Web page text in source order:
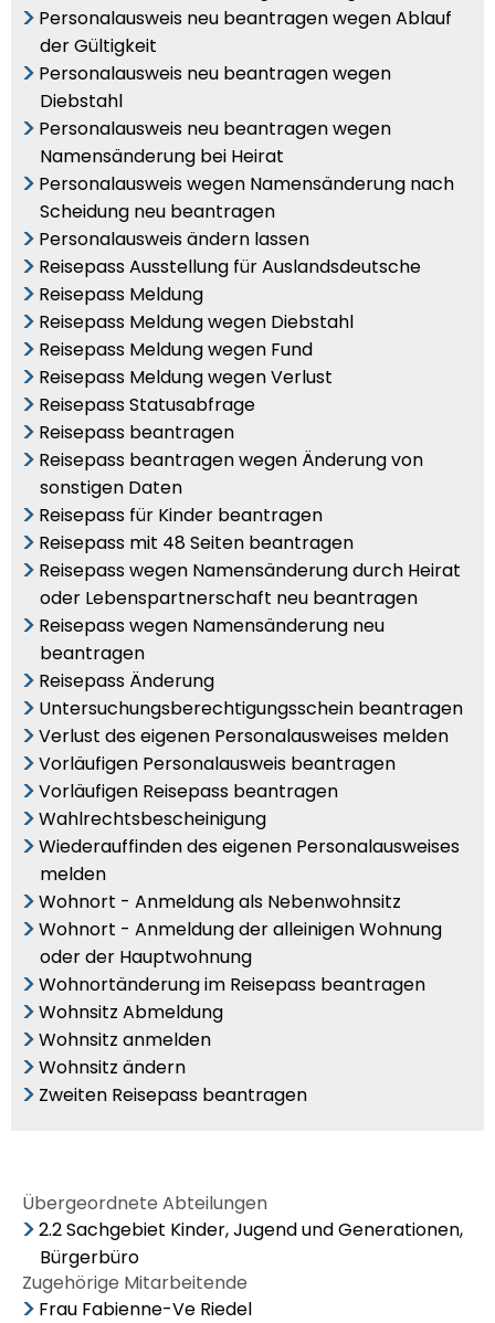
Personalausweis neu beantragen wegen Ablauf
der Gültigkeit
Personalausweis neu beantragen wegen
Diebstahl
Personalausweis neu beantragen wegen
Namensänderung bei Heirat
Personalausweis wegen Namensänderung nach
Scheidung neu beantragen
Personalausweis ändern lassen
Reisepass Ausstellung für Auslandsdeutsche
Reisepass Meldung
Reisepass Meldung wegen Diebstahl
Reisepass Meldung wegen Fund
Reisepass Meldung wegen Verlust
Reisepass Statusabfrage
Reisepass beantragen
Reisepass beantragen wegen Änderung von
sonstigen Daten
Reisepass für Kinder beantragen
Reisepass mit 48 Seiten beantragen
Reisepass wegen Namensänderung durch Heirat
oder Lebenspartnerschaft neu beantragen
Reisepass wegen Namensänderung neu
beantragen
Reisepass Änderung
Untersuchungsberechtigungsschein beantragen
Verlust des eigenen Personalausweises melden
Vorläufigen Personalausweis beantragen
Vorläufigen Reisepass beantragen
Wahlrechtsbescheinigung
Wiederauffinden des eigenen Personalausweises
melden
Wohnort - Anmeldung als Nebenwohnsitz
Wohnort - Anmeldung der alleinigen Wohnung
oder der Hauptwohnung
Wohnortänderung im Reisepass beantragen
Wohnsitz Abmeldung
Wohnsitz anmelden
Wohnsitz ändern
Zweiten Reisepass beantragen
Übergeordnete Abteilungen
2.2 Sachgebiet Kinder, Jugend und Generationen,
Bürgerbüro
Zugehörige Mitarbeitende
Frau Fabienne-Ve Riedel